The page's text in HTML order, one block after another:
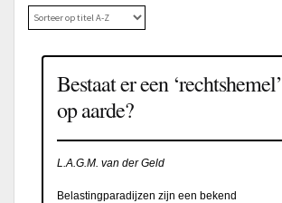
Bestaat er een ‘rechtshemel’
op aarde?
L.A.G.M. van der Geld
Belastingparadijzen zijn een bekend